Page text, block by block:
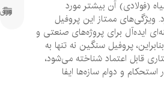
آن بیشتر مورد
ممتاز این پروفیل
برای پروژه‌های صنعتی و
پروفیل سنگین نه تنها به
اعتماد شناخته می‌شود،
و دوام سازه‌ها ایفا